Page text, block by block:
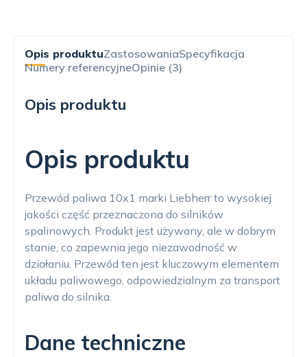
Opis produktuZastosowaniaSpecyfikacja
Numery referencyjneOpinie (3)
Opis produktu
Opis produktu
Przewód paliwa 10x1 marki Liebherr to wysokiej
jakości część przeznaczona do silników
spalinowych. Produkt jest używany, ale w dobrym
stanie, co zapewnia jego niezawodność w
działaniu. Przewód ten jest kluczowym elementem
układu paliwowego, odpowiedzialnym za transport
paliwa do silnika.
Dane techniczne